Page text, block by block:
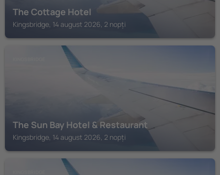
The Cottage Hotel
Kingsbridge, 14 august 2026, 2 nopți
The Sun Bay Hotel & Restaurant
Kingsbridge, 14 august 2026, 2 nopți